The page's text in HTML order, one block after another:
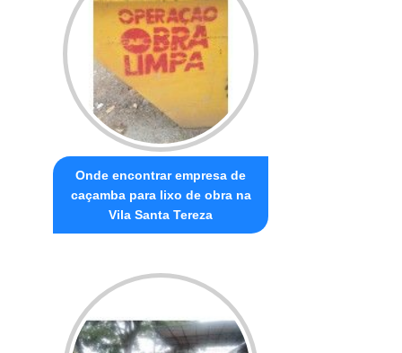
Onde encontrar empresa de
caçamba para lixo de obra na
Vila Santa Tereza